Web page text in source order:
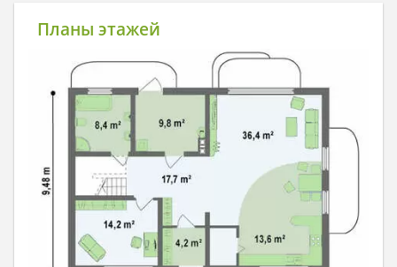
Планы этажей